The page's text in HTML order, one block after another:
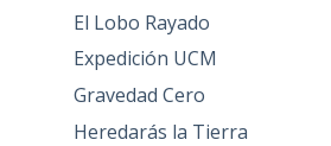
El Lobo Rayado
Expedición UCM
Gravedad Cero
Heredarás la Tierra